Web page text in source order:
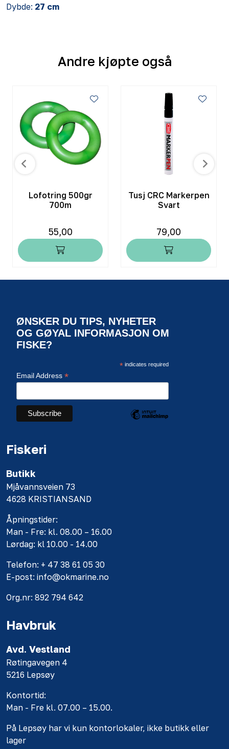
Dybde: 27 cm
Andre kjøpte også
Lofotring 500gr
700m
55,00
Tusj CRC Markerpen
Svart
79,00
ØNSKER DU TIPS, NYHETER
OG GØYAL INFORMASJON OM
FISKE?
*indicates required
Email Address *
Fiskeri
Butikk
Mjåvannsveien 73
4628 KRISTIANSAND
Åpningstider:
Man - Fre: kl. 08.00 – 16.00
Lørdag: kl 10.00 - 14.00
Telefon: + 47 38 61 05 30
E-post: info@okmarine.no
Org.nr: 892 794 642
Havbruk
Avd. Vestland
Røtingavegen 4
5216 Lepsøy
Kontortid:
Man - Fre kl. 07.00 – 15.00.
På Lepsøy har vi kun kontorlokaler, ikke butikk eller
lager